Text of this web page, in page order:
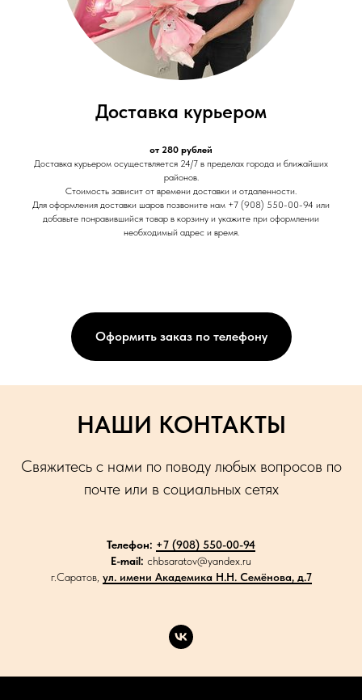
Доставка курьером
от 280 рублей
Доставка курьером осуществляется 24/7 в пределах города и ближайших
районов.
Стоимость зависит от времени доставки и отдаленности.
Для оформления доставки шаров позвоните нам +7 (908) 550-00-94 или
добавьте понравившийся товар в корзину и укажите при оформлении
необходимый адрес и время.
Оформить заказ по телефону
НАШИ КОНТАКТЫ
Свяжитесь с нами по поводу любых вопросов по
почте или в социальных сетях
Телефон: +7 (908) 550-00-94
E-mail: chbsaratov@yandex.ru
г.Саратов, ул. имени Академика Н.Н. Семёнова, д.7